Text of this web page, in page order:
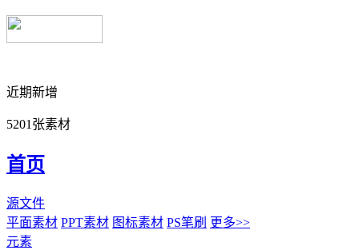
近期新增
5201张素材
首页
源文件
平面素材 PPT素材 图标素材 PS笔刷 更多>>
元素